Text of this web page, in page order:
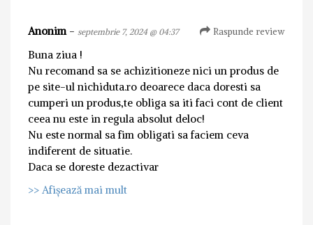
Anonim- septembrie 7, 2024 @ 04:37 Raspunde review
Buna ziua !
Nu recomand sa se achizitioneze nici un produs de
pe site-ul nichiduta.ro deoarece daca doresti sa
cumperi un produs,te obliga sa iti faci cont de client
ceea nu este in regula absolut deloc!
Nu este normal sa fim obligati sa faciem ceva
indiferent de situatie.
Daca se doreste dezactivar
>> Afișează mai mult